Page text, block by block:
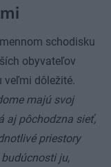
schodisku
obyvateľov
veľmi dôležité.
majú svoj
aj pôchodzna sieť,
priestory
ju,